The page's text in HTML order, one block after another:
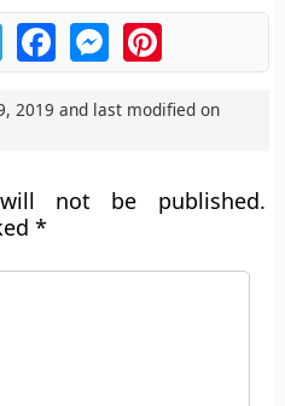
TelegramFacebookMessengerPinterest
2019 and last modified on
not be published.
*